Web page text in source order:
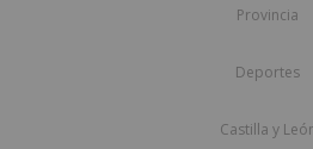
Provincia
Deportes
Castilla y